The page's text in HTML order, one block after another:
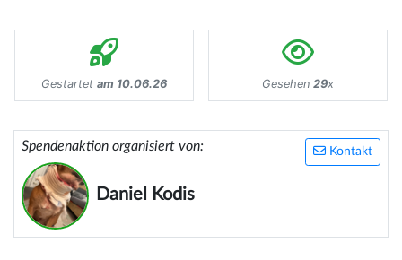
Gestartet am 10.06.26 Gesehen 29x
Kontakt
Spendenaktion organisiert von:
Daniel Kodis